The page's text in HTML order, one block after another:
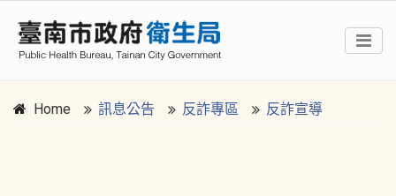
Home 訊息公告 反詐專區 反詐宣導